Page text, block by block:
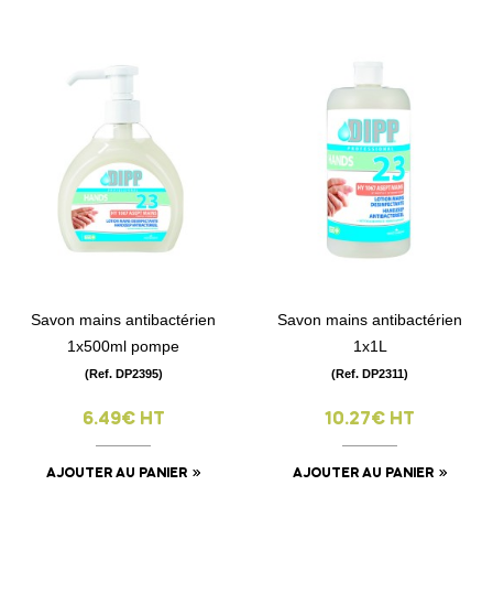
Savon mains antibactérien
1x500ml pompe
(Ref. DP2395)
6.49€ HT
AJOUTER AU PANIER
Savon mains antibactérien
1x1L
(Ref. DP2311)
10.27€ HT
AJOUTER AU PANIER